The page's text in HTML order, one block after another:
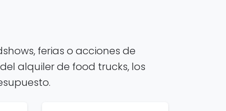
ferias o acciones de
alquiler de food trucks, los